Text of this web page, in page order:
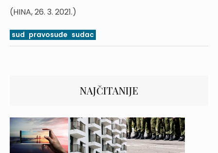
(HINA, 26. 3. 2021.)
sud pravosuđe sudac
NAJČITANIJE